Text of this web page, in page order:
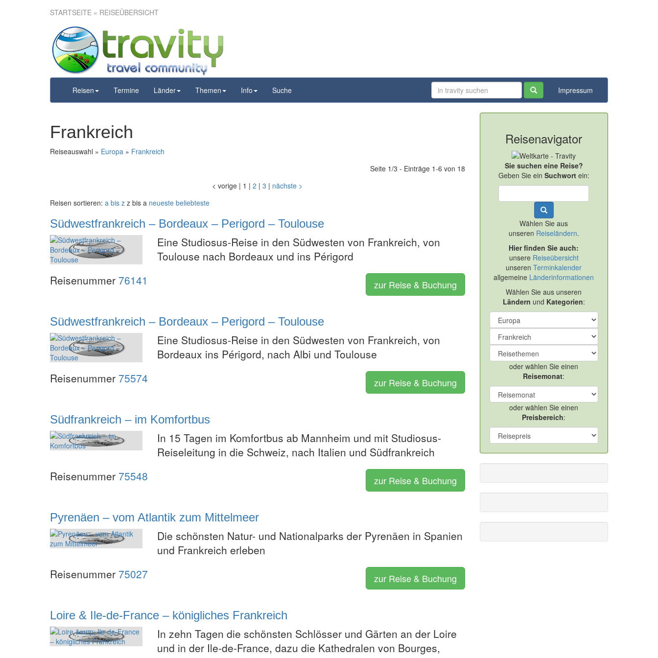
STARTSEITE » REISEÜBERSICHT
Reisen Termine Länder Themen Info Suche Impressum
Frankreich
Reiseauswahl » Europa » Frankreich
Seite 1/3 - Einträge 1-6 von 18
<vorige | 1 | 2 | 3 | nächste >
Reisen sortieren: a bis z z bis a neueste beliebteste
Südwestfrankreich – Bordeaux – Perigord – Toulouse
Eine Studiosus-Reise in den Südwesten von Frankreich, von
Toulouse nach Bordeaux und ins Périgord
Reisenummer 76141 zur Reise & Buchung
Südwestfrankreich – Bordeaux – Perigord – Toulouse
Eine Studiosus-Reise in den Südwesten von Frankreich, von
Bordeaux ins Périgord, nach Albi und Toulouse
Reisenummer 75574 zur Reise & Buchung
Südfrankreich – im Komfortbus
In 15 Tagen im Komfortbus ab Mannheim und mit Studiosus-
Reiseleitung in die Schweiz, nach Italien und Südfrankreich
Reisenummer 75548 zur Reise & Buchung
Pyrenäen – vom Atlantik zum Mittelmeer
Die schönsten Natur- und Nationalparks der Pyrenäen in Spanien
und Frankreich erleben
Reisenummer 75027 zur Reise & Buchung
Loire & Ile-de-France – königliches Frankreich
In zehn Tagen die schönsten Schlösser und Gärten an der Loire
und in der Ile-de-France, dazu die Kathedralen von Bourges,
Reisenavigator
Sie suchen eine Reise?
Geben Sie ein Suchwortein:
Wählen Sie aus
unseren Reiseländern.
Hier finden Sie auch:
unsere Reiseübersicht
unserenTerminkalender
allgemeine Länderinformationen
Wählen Sie aus unseren
Ländern und Kategorien:
oder wählen Sie einen
Reisemonat:
oder wählen Sie einen
Preisbereich: